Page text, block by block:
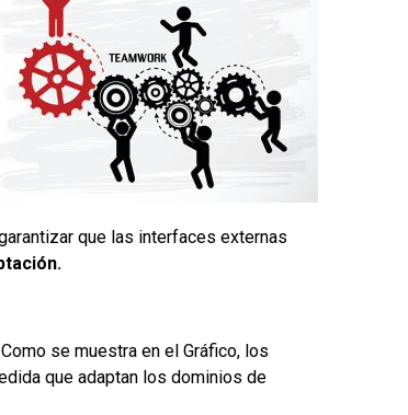
que las interfaces externas
se muestra en el Gráfico, los
que adaptan los dominios de